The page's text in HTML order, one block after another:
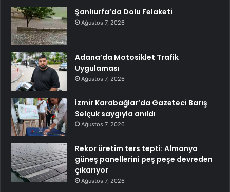
Şanlıurfa’da Dolu Felaketi
Ağustos 7, 2026
Adana’da Motosiklet Trafik
Uygulaması
Ağustos 7, 2026
İzmir Karabağlar’da Gazeteci Barış
Selçuk saygıyla anıldı
Ağustos 7, 2026
Rekor üretim ters tepti: Almanya
güneş panellerini peş peşe devreden
çıkarıyor
Ağustos 7, 2026